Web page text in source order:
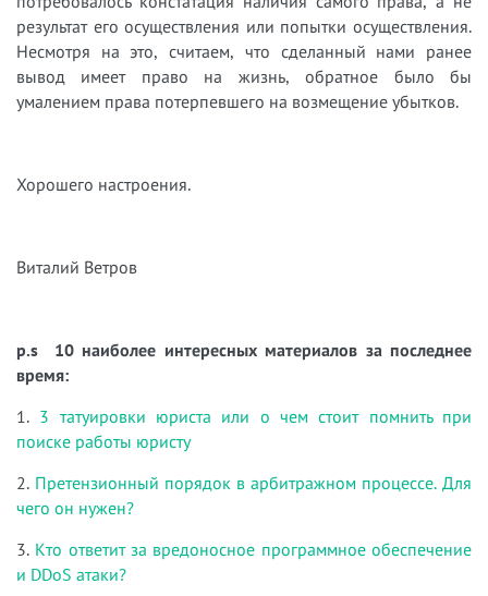
результат его осуществления или попытки осуществления.
Несмотря на это, считаем, что сделанный нами ранее
вывод имеет право на жизнь, обратное было бы
умалением права потерпевшего на возмещение убытков.
Хорошего настроения.
Виталий Ветров
p.s 10 наиболее интересных материалов за последнее
время:
1. 3 татуировки юриста или о чем стоит помнить при
поиске работы юристу
2. Претензионный порядок в арбитражном процессе. Для
чего он нужен?
3. Кто ответит за вредоносное программное обеспечение
и DDoS атаки?